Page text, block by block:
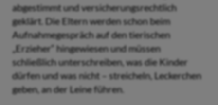
abgestimmt und versicherungsrechtlich
geklärt. Die Eltern werden schon beim
Aufnahmegespräch auf den tierischen
„Erzieher“ hingewiesen und müssen
schließlich unterschreiben, was die Kinder
dürfen und was nicht – streicheln, Leckerchen
geben, an der Leine führen.